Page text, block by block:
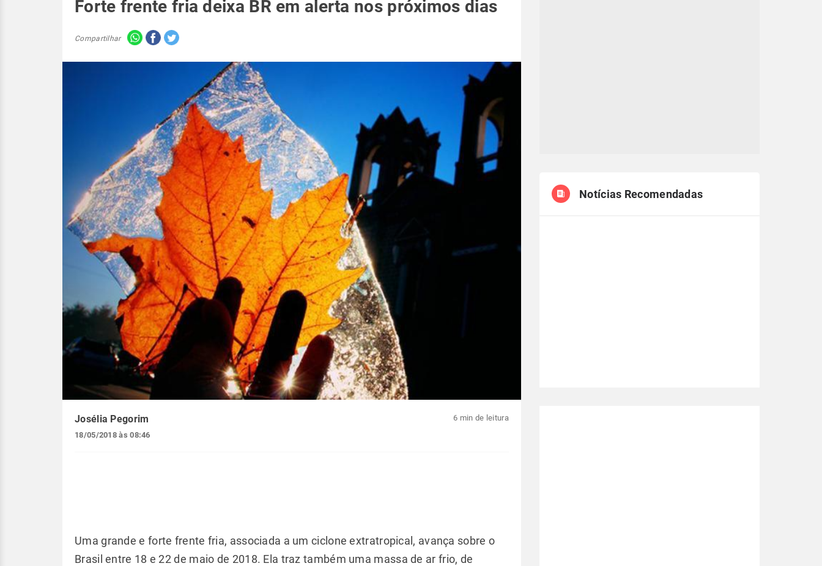
Forte frente fria deixa BR em alerta nos próximos dias
Compartilhar
Josélia Pegorim
18/05/2018 às 08:46
6 min de leitura
Uma grande e forte frente fria, associada a um ciclone extratropical, avança sobre o
Brasil entre 18 e 22 de maio de 2018. Ela traz também uma massa de ar frio, de
Notícias Recomendadas